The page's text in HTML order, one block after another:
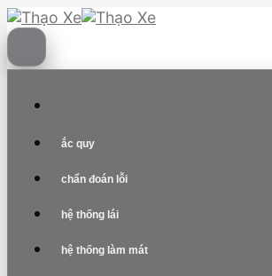
Skip
to
content
ắc quy
chẩn đoán lỗi
hệ thống lái
hệ thống làm mát